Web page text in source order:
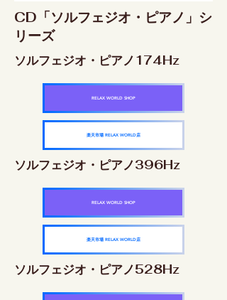
CD「ソルフェジオ・ピアノ」シ
リーズ
ソルフェジオ・ピアノ174Hz
RELAX WORLD SHOP
楽天市場 RELAX WORLD店
ソルフェジオ・ピアノ396Hz
RELAX WORLD SHOP
楽天市場 RELAX WORLD店
ソルフェジオ・ピアノ528Hz